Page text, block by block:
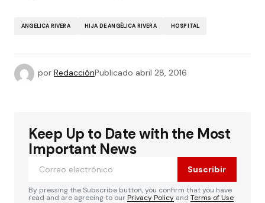
ANGELICA RIVERA HIJA DE ANGÉLICA RIVERA HOSPITAL
por RedacciónPublicado abril 28, 2016
Keep Up to Date with the Most
Important News
Suscribir
By pressing the Subscribe button, you confirm that you have
read and are agreeing to ourPrivacy Policy and Terms of Use